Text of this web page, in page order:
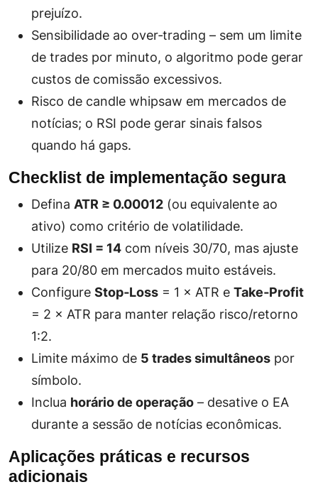
prejuízo.
Sensibilidade ao over‑trading – sem um limite
de trades por minuto, o algoritmo pode gerar
custos de comissão excessivos.
Risco de candle whipsaw em mercados de
notícias; o RSI pode gerar sinais falsos
quando há gaps.
Checklist de implementação segura
Defina ATR ≥ 0.00012 (ou equivalente ao
ativo) como critério de volatilidade.
Utilize RSI = 14 com níveis 30/70, mas ajuste
para 20/80 em mercados muito estáveis.
Configure Stop‑Loss = 1 × ATR e Take‑Profit
= 2 × ATR para manter relação risco/retorno
1:2.
Limite máximo de 5 trades simultâneos por
símbolo.
Inclua horário de operação – desative o EA
durante a sessão de notícias econômicas.
Aplicações práticas e recursos
adicionais